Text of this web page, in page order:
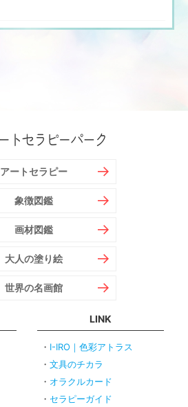
アートセラピー
象徴図鑑
画材図鑑
大人の塗り絵
世界の名画館
LINK
I-IRO｜色彩アトラス
文具のチカラ
オラクルカード
セラピーガイド